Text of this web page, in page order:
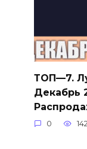
ТОП—7.
Декабрь
0